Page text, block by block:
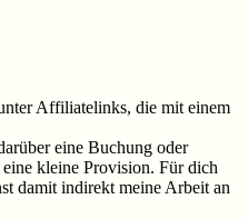
Affiliatelinks, die mit einem
eine Buchung oder
kleine Provision. Für dich
damit indirekt meine Arbeit an